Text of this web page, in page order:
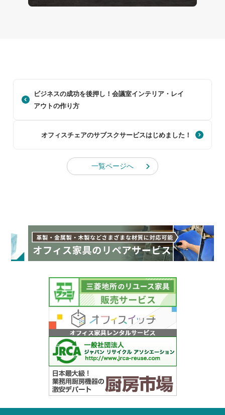
ビジネスの成功を後押し！会議室インテリア・レイ
アウトの作り方
オフィスチェアのサブスクサービスはじめました！
一覧ページへ